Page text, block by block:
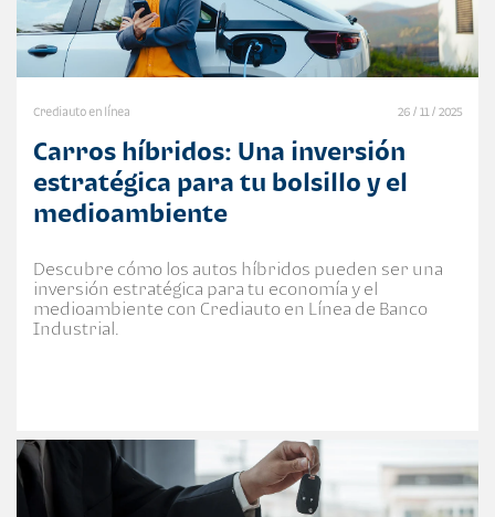
Crediauto en línea 26 / 11 / 2025
Carros híbridos: Una inversión
estratégica para tu bolsillo y el
medioambiente
Descubre cómo los autos híbridos pueden ser una
inversión estratégica para tu economía y el
medioambiente con Crediauto en Línea de Banco
Industrial.